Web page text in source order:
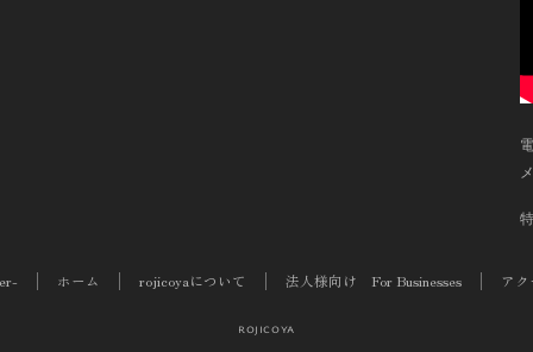
ホーム rojicoyaについて 法人様向け For Businesses ア
rojicoya